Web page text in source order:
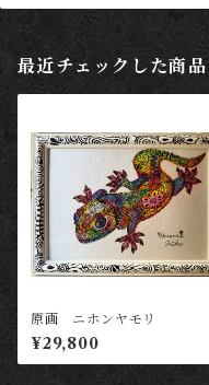
最近チェックした商品
原画 ニホンヤモリ
¥29,800